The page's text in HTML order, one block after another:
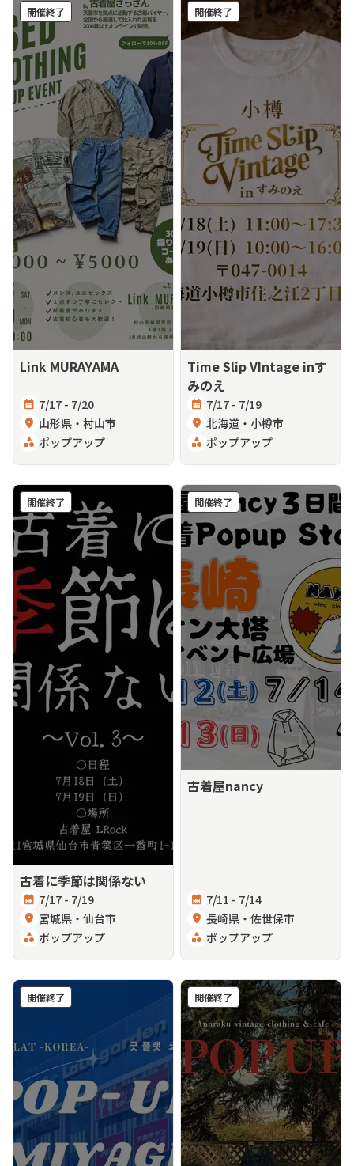
Link MURAYAMA
calendar_month 7/17 - 7/20
location_on 山形県・村山市
category ポップアップ
開催終了
Time Slip VIntage inす
みのえ
calendar_month 7/17 - 7/19
location_on 北海道・小樽市
category ポップアップ
開催終了
古着に季節は関係ない
calendar_month 7/17 - 7/19
location_on 宮城県・仙台市
category ポップアップ
開催終了
古着屋nancy
calendar_month 7/11 - 7/14
location_on 長崎県・佐世保市
category ポップアップ
開催終了
開催終了 開催終了